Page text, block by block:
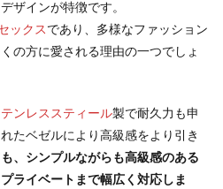
ザインが特徴です。
ックスであり、多様なファッション
の方に愛される理由の一つでしょ
ンレススティール製で耐久力も申
たベゼルにより高級感をより引き
、シンプルながらも高級感のある
ライベートまで幅広く対応しま